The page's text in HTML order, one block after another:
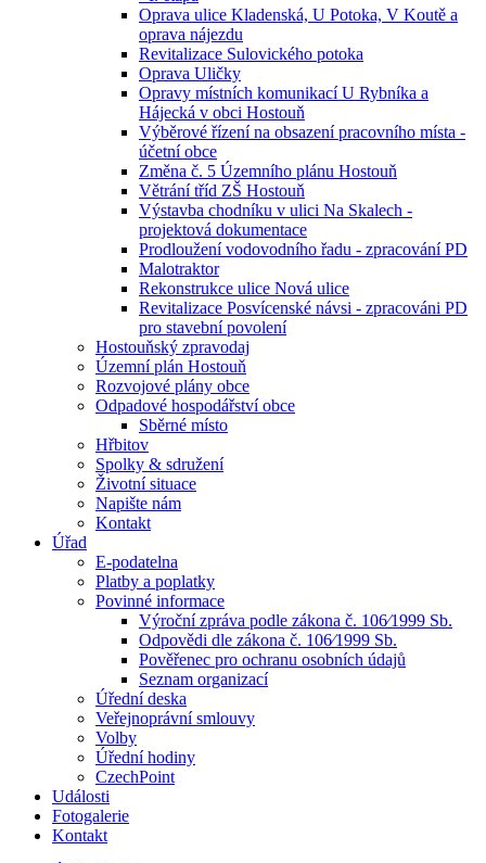
Oprava ulice Kladenská, U Potoka, V Koutě a
oprava nájezdu
Revitalizace Sulovického potoka
Oprava Uličky
Opravy místních komunikací U Rybníka a
Hájecká v obci Hostouň
Výběrové řízení na obsazení pracovního místa -
účetní obce
Změna č. 5 Územního plánu Hostouň
Větrání tříd ZŠ Hostouň
Výstavba chodníku v ulici Na Skalech -
projektová dokumentace
Prodloužení vodovodního řadu - zpracování PD
Malotraktor
Rekonstrukce ulice Nová ulice
Revitalizace Posvícenské návsi - zpracováni PD
pro stavební povolení
Hostouňský zpravodaj
Územní plán Hostouň
Rozvojové plány obce
Odpadové hospodářství obce
Sběrné místo
Hřbitov
Spolky & sdružení
Životní situace
Napište nám
Kontakt
Úřad
E-podatelna
Platby a poplatky
Povinné informace
Výroční zpráva podle zákona č. 106⁄1999 Sb.
Odpovědi dle zákona č. 106⁄1999 Sb.
Pověřenec pro ochranu osobních údajů
Seznam organizací
Úřední deska
Veřejnoprávní smlouvy
Volby
Úřední hodiny
CzechPoint
Události
Fotogalerie
Kontakt